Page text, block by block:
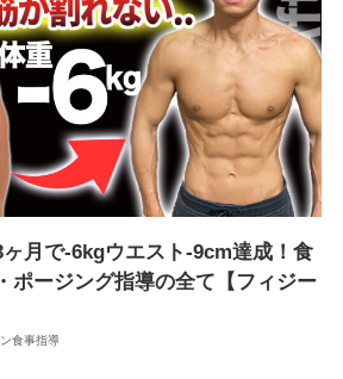
月で-6kgウエスト-9cm達成！食
ポージング指導の全て【フィジー
食事指導